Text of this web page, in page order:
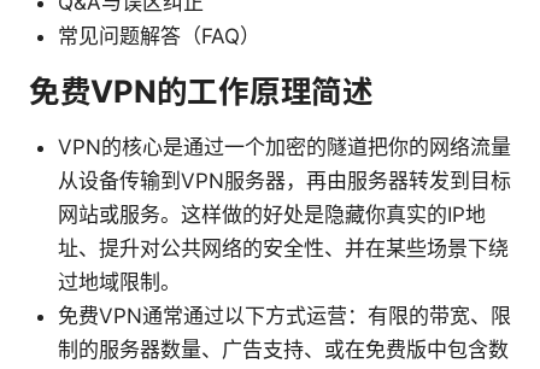
常见问题解答（FAQ）
免费VPN的工作原理简述
VPN的核心是通过一个加密的隧道把你的网络流量
从设备传输到VPN服务器，再由服务器转发到目标
网站或服务。这样做的好处是隐藏你真实的IP地
址、提升对公共网络的安全性、并在某些场景下绕
过地域限制。
免费VPN通常通过以下方式运营：有限的带宽、限
制的服务器数量、广告支持、或在免费版中包含数